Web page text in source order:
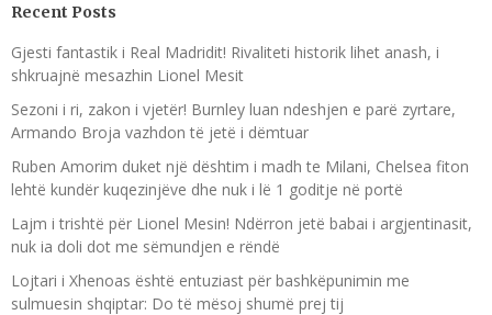
Recent Posts
Gjesti fantastik i Real Madridit! Rivaliteti historik lihet anash, i
shkruajnë mesazhin Lionel Mesit
Sezoni i ri, zakon i vjetër! Burnley luan ndeshjen e parë zyrtare,
Armando Broja vazhdon të jetë i dëmtuar
Ruben Amorim duket një dështim i madh te Milani, Chelsea fiton
lehtë kundër kuqezinjëve dhe nuk i lë 1 goditje në portë
Lajm i trishtë për Lionel Mesin! Ndërron jetë babai i argjentinasit,
nuk ia doli dot me sëmundjen e rëndë
Lojtari i Xhenoas është entuziast për bashkëpunimin me
sulmuesin shqiptar: Do të mësoj shumë prej tij